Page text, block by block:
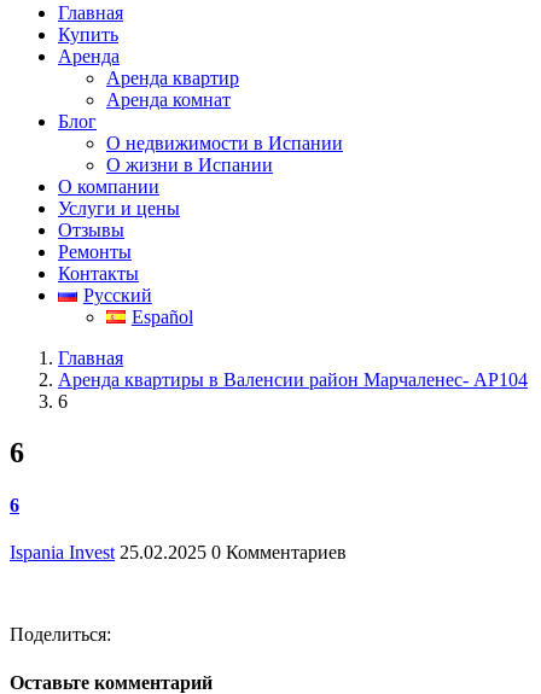
Главная
Купить
Аренда
Аренда квартир
Аренда комнат
Блог
О недвижимости в Испании
О жизни в Испании
О компании
Услуги и цены
Отзывы
Ремонты
Контакты
Русский
Español
Главная
Аренда квартиры в Валенсии район Марчаленес- АР104
6
6
6
Ispania Invest 25.02.2025 0 Комментариев
Поделиться:
Оставьте комментарий